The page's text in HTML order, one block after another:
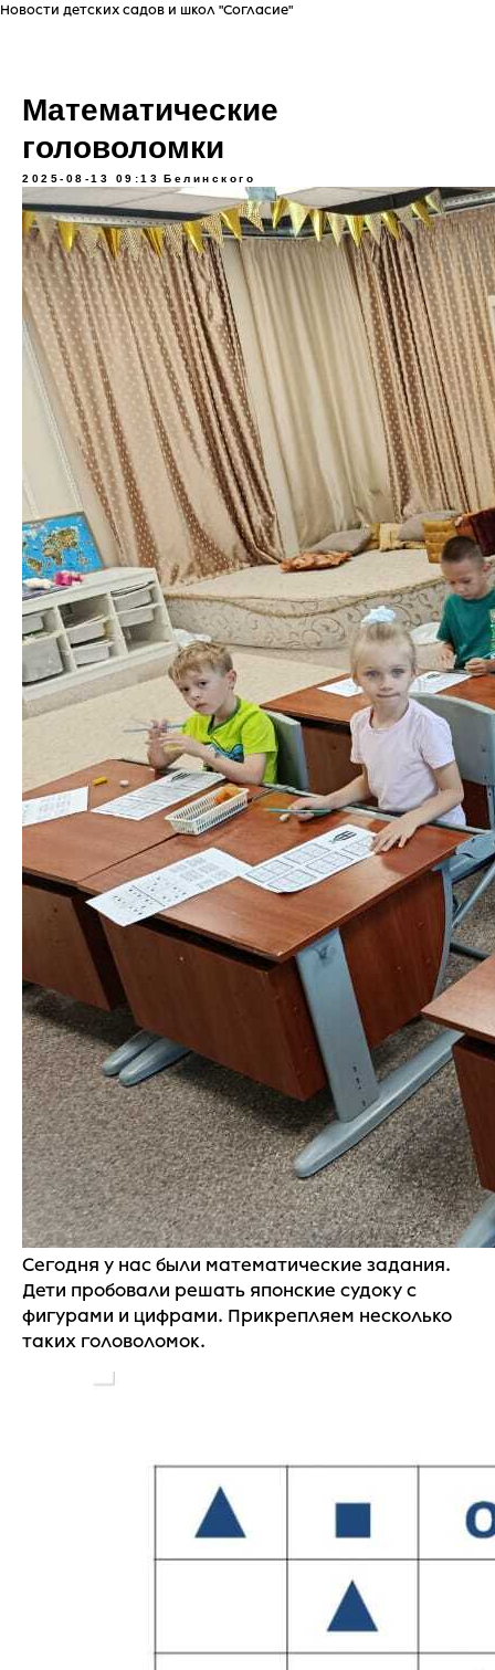
Новости детских садов и школ "Согласие"
Математические
головоломки
2025-08-13 09:13 Белинского
Сегодня у нас были математические задания.
Дети пробовали решать японские судоку с
фигурами и цифрами. Прикрепляем несколько
таких головоломок.